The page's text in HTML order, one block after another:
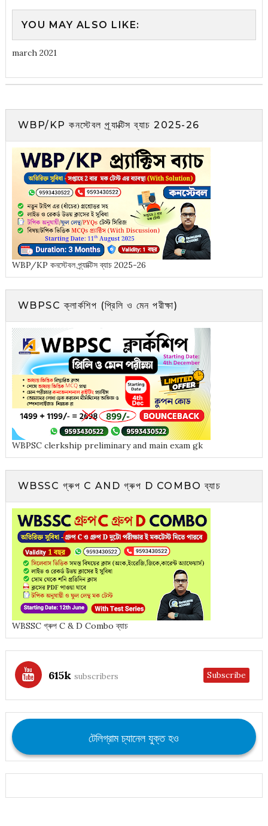
YOU MAY ALSO LIKE:
march 2021
WBP/KP কনস্টেবল প্র্যাক্টিস ব্যাচ 2025-26
WBP/KP কনস্টেবল প্র্যাক্টিস ব্যাচ 2025-26
WBPSC ক্লার্কশিপ (প্রিলি ও মেন পরীক্ষা)
WBPSC clerkship preliminary and main exam gk
WBSSC গ্ৰুপ C AND গ্ৰুপ D COMBO ব্যাচ
WBSSC গ্ৰুপ C & D Combo ব্যাচ
615k subscribers Subscribe
টেলিগ্রাম চ্যানেল যুক্ত হও